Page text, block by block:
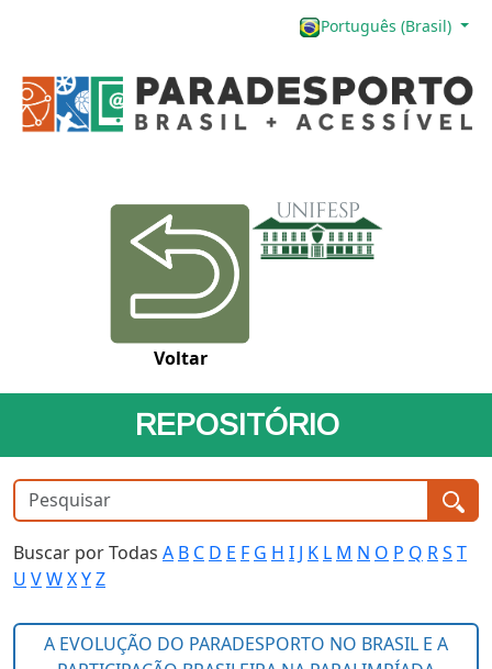
Português (Brasil)
Voltar
REPOSITÓRIO
Buscar por Todas A B C D E F G H I J K L M N O P Q RS T
U VWXYZ